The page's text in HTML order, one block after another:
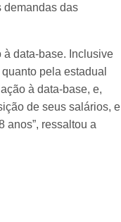
demandas das
à data-base. Inclusive
pela estadual
à data-base, e,
de seus salários, e
anos”, ressaltou a